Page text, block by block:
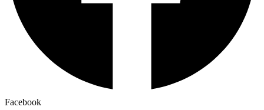
Facebook